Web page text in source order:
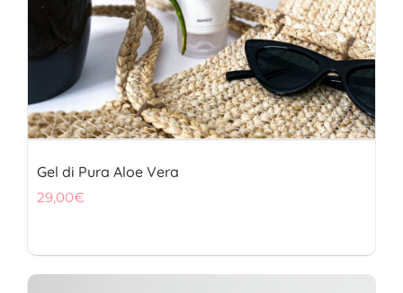
Gel di Pura Aloe Vera
29,00€